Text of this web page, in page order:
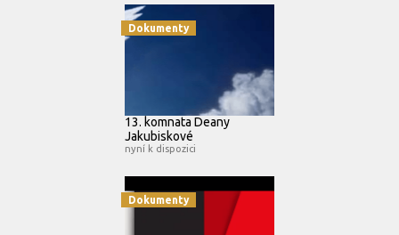
Dokumenty
13. komnata Deany
Jakubiskové
nyní k dispozici
Dokumenty